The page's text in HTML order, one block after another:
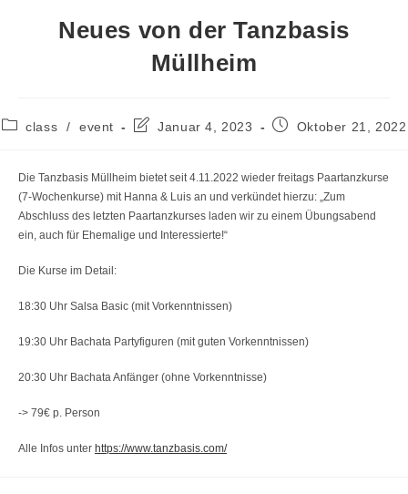
Neues von der Tanzbasis
Müllheim
Beitrags-
class / event
Beitrag
am:
Januar 4, 2023
BeitragOktober 21, 2022
Die Tanzbasis Müllheim bietet seit 4.11.2022 wieder freitags Paartanzkurse
(7-Wochenkurse) mit Hanna & Luis an und verkündet hierzu: „Zum
Abschluss des letzten Paartanzkurses laden wir zu einem Übungsabend
ein, auch für Ehemalige und Interessierte!“
Die Kurse im Detail:
18:30 Uhr Salsa Basic (mit Vorkenntnissen)
19:30 Uhr Bachata Partyfiguren (mit guten Vorkenntnissen)
20:30 Uhr Bachata Anfänger (ohne Vorkenntnisse)
-> 79€ p. Person
Alle Infos unter https://www.tanzbasis.com/